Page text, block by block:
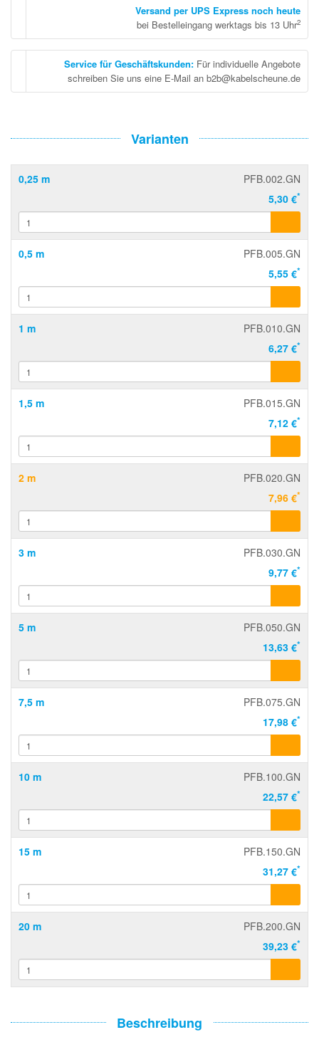
Versand per UPS Express noch heute
bei Bestelleingang werktags bis 13 Uhr2
Service für Geschäftskunden: Für individuelle Angebote
schreiben Sie uns eine E-Mail an b2b@kabelscheune.de
Varianten
0,25 m
PFB.002.GN
5,30 €*
0,5 m
PFB.005.GN
5,55 €*
1 m
PFB.010.GN
6,27 €*
1,5 m
PFB.015.GN
7,12 €*
2 m
PFB.020.GN
7,96 €*
3 m
PFB.030.GN
9,77 €*
5 m
PFB.050.GN
13,63 €*
7,5 m
PFB.075.GN
17,98 €*
10 m
PFB.100.GN
22,57 €*
15 m
PFB.150.GN
31,27 €*
20 m
PFB.200.GN
39,23 €*
Beschreibung